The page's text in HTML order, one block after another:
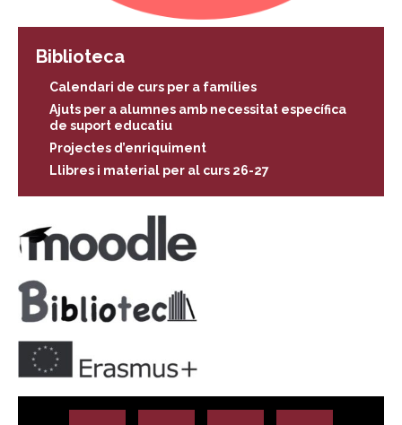
Biblioteca
Calendari de curs per a famílies
Ajuts per a alumnes amb necessitat específica
de suport educatiu
Projectes d’enriquiment
Llibres i material per al curs 26-27